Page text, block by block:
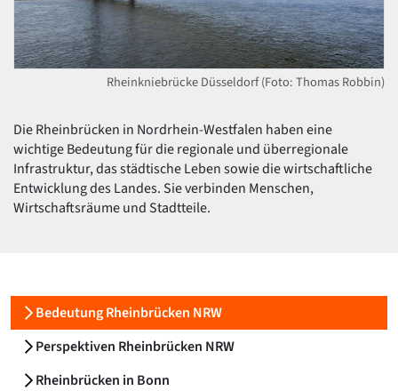
David Chipperfield
Harald Deilmann
Gottfried Böhm
Schneider von Esleben
Peter Behrens
Big Beautiful Buildings (Großbauten der Nachkriegszeit)
Epochen
Gesamtübersicht...
Gegenwart
Postmoderne
Jugendstil
Historismus
Klassizismus
Barock
Renaissance
Rheinkniebrücke Düsseldorf (Foto: Thomas Robbin)
Die Rheinbrücken in Nordrhein-Westfalen haben eine
wichtige Bedeutung für die regionale und überregionale
Infrastruktur, das städtische Leben sowie die wirtschaftliche
Entwicklung des Landes. Sie verbinden Menschen,
Wirtschaftsräume und Stadtteile.
Bedeutung Rheinbrücken NRW
Perspektiven Rheinbrücken NRW
Rheinbrücken in Bonn